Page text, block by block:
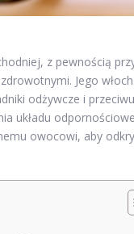
z pewnością
Jego
odżywcze i
układu
owocowi, aby